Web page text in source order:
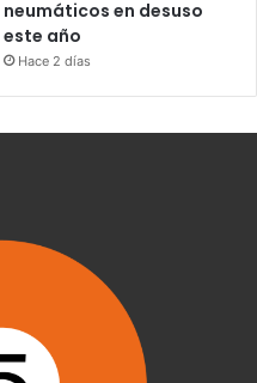
neumáticos en desuso
este año
Hace 2 días